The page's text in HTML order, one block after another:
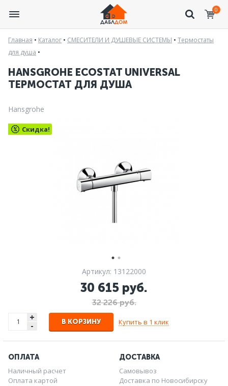
0
Главная • Каталог • СМЕСИТЕЛИ И ДУШЕВЫЕ СИСТЕМЫ • Термостаты
для душа •
HANSGROHE ECOSTAT UNIVERSAL
ТЕРМОСТАТ ДЛЯ ДУША
Hansgrohe
Скидка!
Артикул: 13122000
30 615 руб.
32 226 руб.
+
- В КОРЗИНУ Купить в 1 клик
ОПЛАТА
Наличный расчет
Оплата картой
ДОСТАВКА
Самовывоз
Доставка по Новосибирску